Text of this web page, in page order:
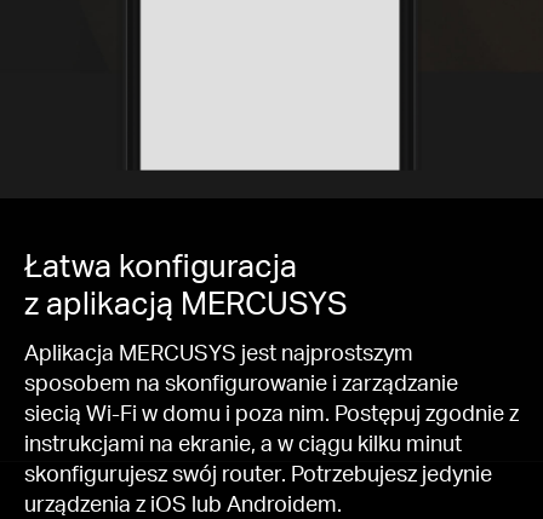
Łatwa konfiguracja
z aplikacją MERCUSYS
Aplikacja MERCUSYS jest najprostszym
sposobem na skonfigurowanie i zarządzanie
siecią Wi-Fi w domu i poza nim. Postępuj zgodnie z
instrukcjami na ekranie, a w ciągu kilku minut
skonfigurujesz swój router. Potrzebujesz jedynie
urządzenia z iOS lub Androidem.